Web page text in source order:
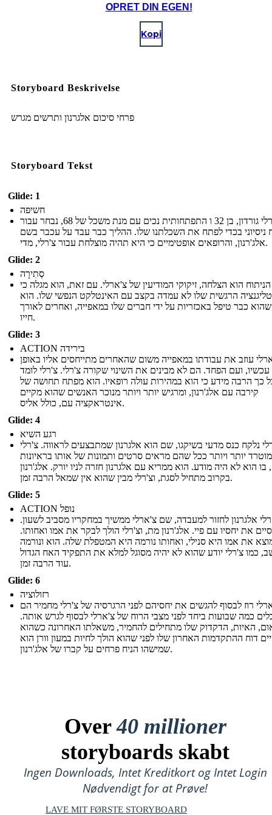
OPRET DIN EGEN!
Kopi
Storyboard Beskrivelse
פרחי סיכום אלגרנון ותרשים מגרש
Storyboard Tekst
Glide: 1
חשיפה
צ'רלי גורדון, בן 32 ו התפתחותית נכים עם מנת משכל של 68, נבחר עבור
ניסיוני בכדי לפתח את השכלתנו שלו. ההליך כבר עבד על עכבר בשם
אלג'רנון, והרופאים אופטימיים כי היא תהיה מוצלחת עבור צ'רלי, מדי.
Glide: 2
סְתִירָה
הניתוח הוא הצלחה, זיקוקי המודיעין של צ'ארלי. עם זאת, הוא מגלה כי
הרגשית שלו לא עמדה בקצב עם האינטלקט הנפשי שלו. הוא
שהוא כבר טיפל באכזריות על ידי חברים שלו במאפייה, ואחרים לאורך
חייו.
Glide: 3
ACTION בירידה
עוזב את עבודתו במאפייה משום שהאחרים מתייחסים אליו באופן
עכשיו, ועם הפחד. הם לא מבינים את השינוי שקורה צ'רלי. צ'רלי לומד
כך הרבה מידע כי הוא במהירות עולה רופאיו. הוא מפתח תחושה של
קירבה עם אלג'רנון, ומרגיש יותר ויותר מנוכר האנשים שהוא מקיים
אינטראקציה עם, כולל אליס.
Glide: 4
רגע השיא
נלקח כנס מדעי בשיקגו, שם הוא אלגרנון שמתבצעים לראווה. צ'רלי
יותר ויותר ככל שהם מראים סרטים ותמונות של אותו בראיונות
בו הוא לא היה מודע. הוא ממריא עם אלגרנון חזרה לניו יורק. אלג'רנון
בקרוב מתחיל לסגת, וצ'רלי מבין שהוא אין שמאל הרבה זמן.
Glide: 5
ACTION נופל
אלגרנון לחזור למעבדה, שם צ'ארלי ממשיך במחקריו מסביב לשעון.
את יחסיו עם פיי. אלג'רנון מת, וצ'רלי הולך לבקר את אמו ואחותו.
את אמו היא סנילי, ואחותו נורמה היא המטפלת שלה. הוא ונורמה
כמו צ'רלי יודע שהוא לא יהיה מסוגל למלא את התפקיד האח הגדול
עוד הרבה זמן.
Glide: 6
רזולוציה
רוז לבסוף להגשים את יחסיהם לפני הרגרסיה של צ'רלי מחמיר הם
כמה שבועות ביחד לפני מצבי הרוח של צ'ארלי לבסוף לגרש אותה.
האיות, הדקדוק שלו מתחילים להחמיר, משאלתו האחרונה כשהוא
דוח ההתקדמות האחרון שלו לפני שהוא הולך לחיות במעון וורן הוא
שמישהו הניח פרחים על קברו של אלג'רנון.
Over40 millioner
storyboards skabt
Ingen Downloads, Intet Kreditkort og Intet Login
Nødvendigt for at Prøve!
LAVE MIT FØRSTE STORYBOARD